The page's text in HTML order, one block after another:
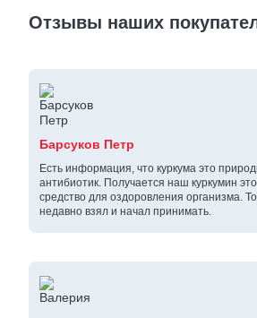
Отзывы наших
Барсуков Петр
Есть информация, что куркума это
антибиотик. Получается наш куркумин
средство для оздоровления организма.
недавно взял и начал принимать.